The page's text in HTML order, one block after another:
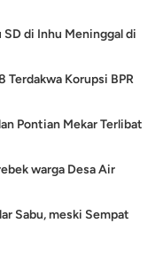
SD di Inhu Meninggal di
Terdakwa Korupsi BPR
Pontian Mekar Terlibat
warga Desa Air
Sabu, meski Sempat